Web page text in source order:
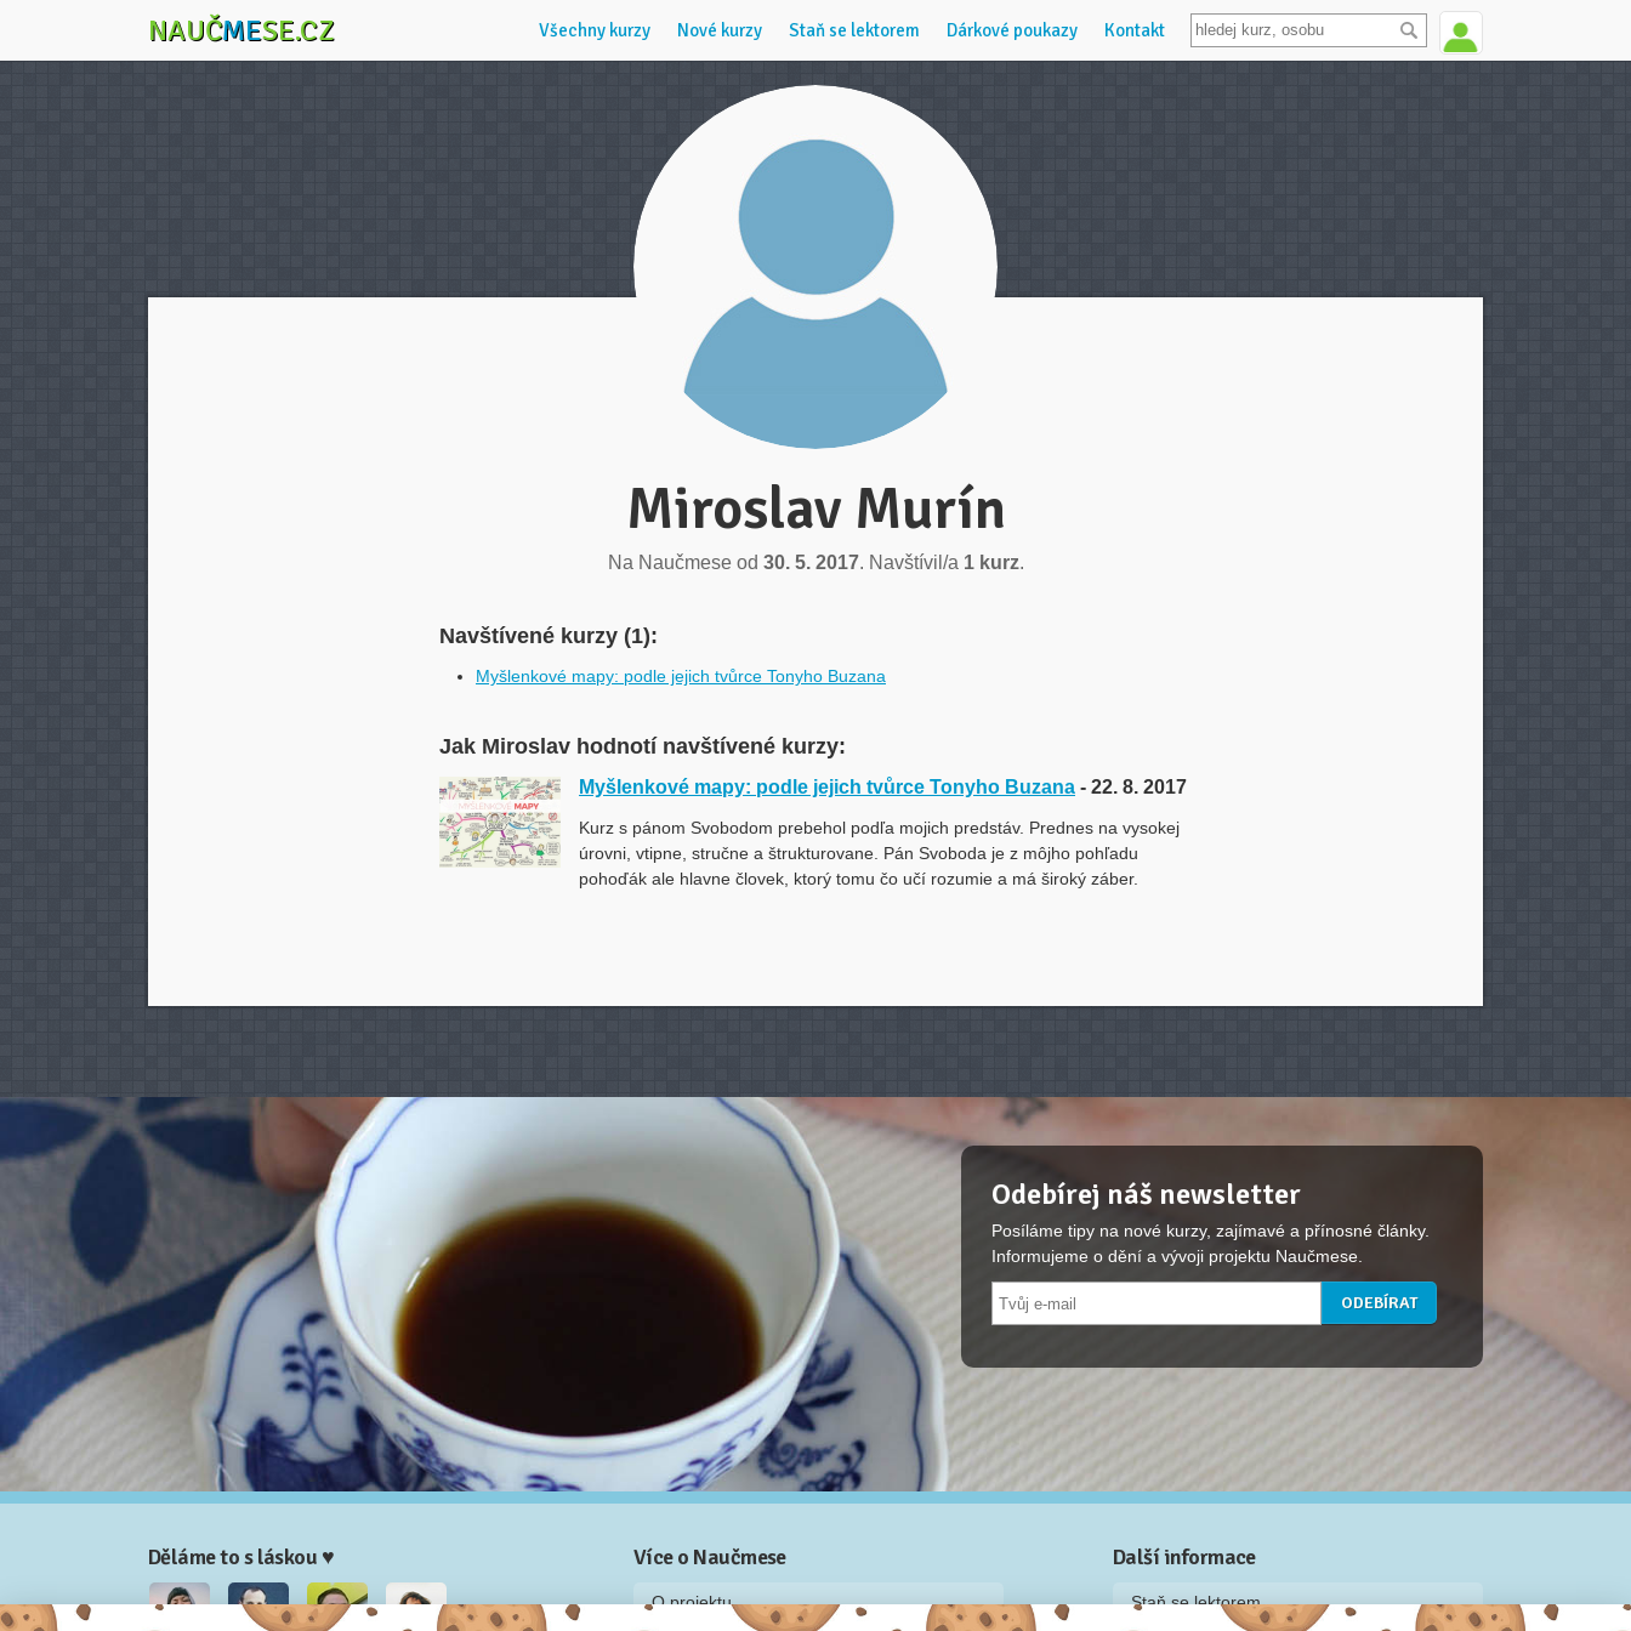
NAUČMESE.CZ Všechny kurzy Nové kurzy Staň se lektorem Dárkové poukazy Kontakt
Miroslav Murín
Na Naučmese od 30. 5. 2017. Navštívil/a 1 kurz.
Navštívené kurzy (1):
Myšlenkové mapy: podle jejich tvůrce Tonyho Buzana
Jak Miroslav hodnotí navštívené kurzy:
Myšlenkové mapy: podle jejich tvůrce Tonyho Buzana - 22. 8. 2017
Kurz s pánom Svobodom prebehol podľa mojich predstáv. Prednes na vysokej
úrovni, vtipne, stručne a štrukturovane. Pán Svoboda je z môjho pohľadu
pohoďák ale hlavne človek, ktorý tomu čo učí rozumie a má široký záber.
Odebírej náš newsletter
Posíláme tipy na nové kurzy, zajímavé a přínosné články.
Informujeme o dění a vývoji projektu Naučmese.
Děláme to s láskou ♥ Více o Naučmese
O projektu
Další informace
Staň se lektorem